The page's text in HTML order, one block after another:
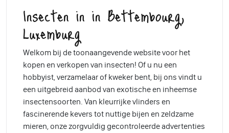
Insecten in in Bettembourg,
Luxemburg
Welkom bij de toonaangevende website voor het
kopen en verkopen van insecten! Of u nu een
hobbyist, verzamelaar of kweker bent, bij ons vindt u
een uitgebreid aanbod van exotische en inheemse
insectensoorten. Van kleurrijke vlinders en
fascinerende kevers tot nuttige bijen en zeldzame
mieren, onze zorgvuldig gecontroleerde advertenties